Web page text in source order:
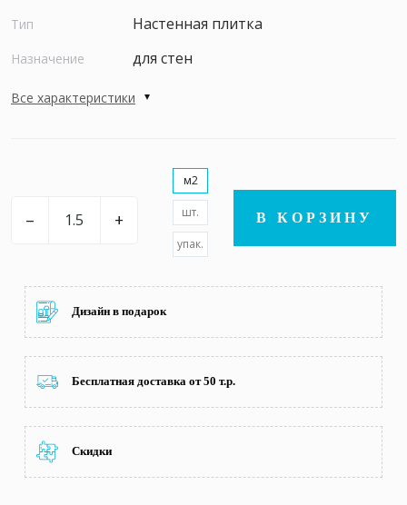
Тип Настенная плитка
Назначение для стен
Все характеристики
– +
м2
шт.
упак.
В КОРЗИНУ
Дизайн в подарок
Бесплатная доставка от 50 т.р.
Скидки